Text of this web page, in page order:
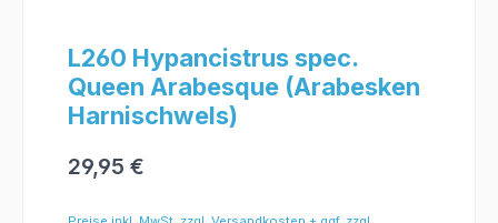
L260 Hypancistrus spec.
Queen Arabesque (Arabesken
Harnischwels)
29,95 €